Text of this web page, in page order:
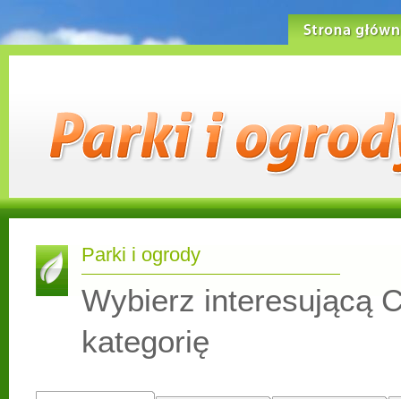
Parki i ogrody
Wybierz interesującą
kategorię
Strona główna